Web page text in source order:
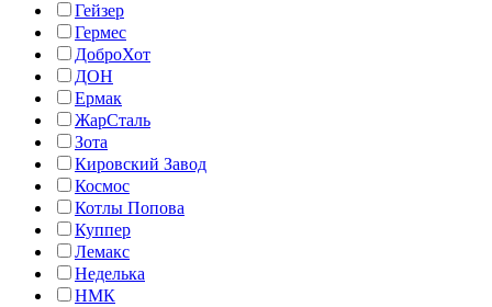
Гейзер
Гермес
ДоброХот
ДОН
Ермак
ЖарСталь
Зота
Кировский Завод
Космос
Котлы Попова
Куппер
Лемакс
Неделька
НМК